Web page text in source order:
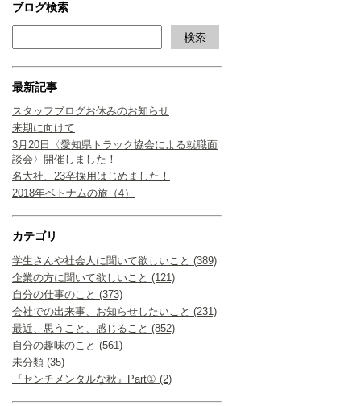
ブログ検索
最新記事
スタッフブログお休みのお知らせ
来期に向けて
3月20日〈愛知県トラック協会による就職面
談会〉開催しました！
名大社、23卒採用はじめました！
2018年ベトナムの旅（4）
カテゴリ
学生さんや社会人に聞いて欲しいこと (389)
企業の方に聞いて欲しいこと (121)
自分の仕事のこと (373)
会社での出来事、お知らせしたいこと (231)
最近、思うこと、感じること (852)
自分の趣味のこと (561)
未分類 (35)
『センチメンタルな秋』Part① (2)